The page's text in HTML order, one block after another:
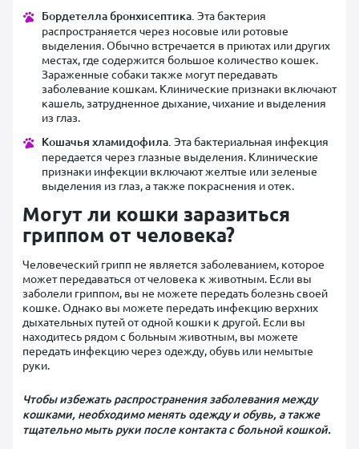
Бордетелла бронхисептика. Эта бактерия
распространяется через носовые или ротовые
выделения. Обычно встречается в приютах или других
местах, где содержится большое количество кошек.
Зараженные собаки также могут передавать
заболевание кошкам. Клинические признаки включают
кашель, затрудненное дыхание, чихание и выделения
из глаз.
Кошачья хламидофила. Эта бактериальная инфекция
передается через глазные выделения. Клинические
признаки инфекции включают желтые или зеленые
выделения из глаз, а также покраснения и отек.
Могут ли кошки заразиться
гриппом от человека?
Человеческий грипп не является заболеванием, которое
может передаваться от человека к животным. Если вы
заболели гриппом, вы не можете передать болезнь своей
кошке. Однако вы можете передать инфекцию верхних
дыхательных путей от одной кошки к другой. Если вы
находитесь рядом с больным животным, вы можете
передать инфекцию через одежду, обувь или немытые
руки.
Чтобы избежать распространения заболевания между
кошками, необходимо менять одежду и обувь, а также
тщательно мыть руки после контакта с больной кошкой.